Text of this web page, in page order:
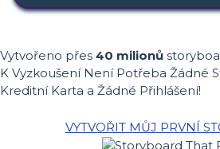
Vytvořeno přes 40 milionů
K Vyzkoušení Není Potřeba Žádné
Kreditní Karta a Žádné Přihlášení!
VYTVOŘIT MŮJ PRVNÍ